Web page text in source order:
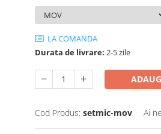
LA COMANDA
Durata de livrare: 2-5 zile
Cod Produs: setmic-mov Ai